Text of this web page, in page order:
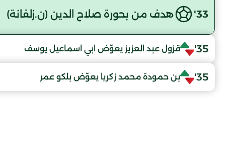
33' هدف من بحورة صلاح الدين (ن.زلفانة)
35' قزول عبد العزيز يعوّض ابي اسماعيل يوسف
35' بن حمودة محمد زكريا يعوّض بلكو عمر